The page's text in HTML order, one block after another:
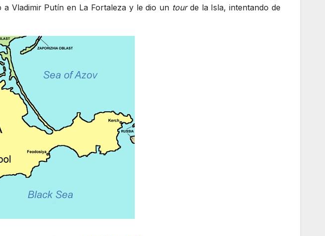
a Vladimir Putín en La Fortaleza y le dio un tourde la Isla, intentando de